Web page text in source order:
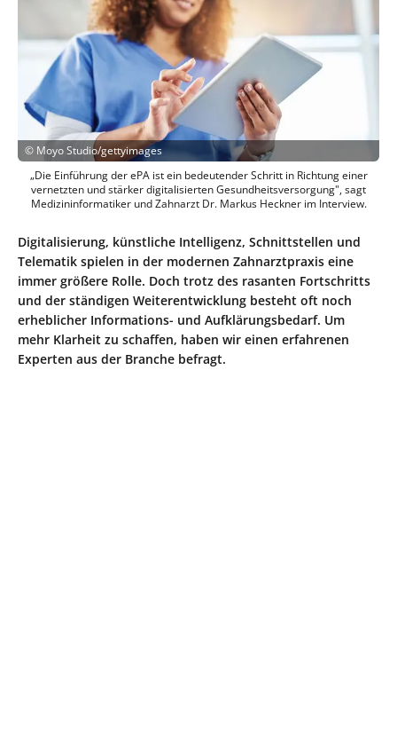
© Moyo Studio/gettyimages
„Die Einführung der ePA ist ein bedeutender Schritt in Richtung einer
vernetzten und stärker digitalisierten Gesundheitsversorgung", sagt
Medizininformatiker und Zahnarzt Dr. Markus Heckner im Interview.
Digitalisierung, künstliche Intelligenz, Schnittstellen und
Telematik spielen in der modernen Zahnarztpraxis eine
immer größere Rolle. Doch trotz des rasanten Fortschritts
und der ständigen Weiterentwicklung besteht oft noch
erheblicher Informations- und Aufklärungs­bedarf. Um
mehr Klarheit zu schaffen, haben wir einen erfahrenen
Experten aus der Branche befragt.